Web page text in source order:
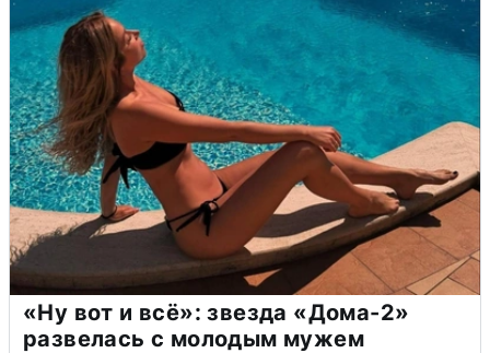
«Ну вот и всё»: звезда «Дома-2»
развелась с молодым мужем